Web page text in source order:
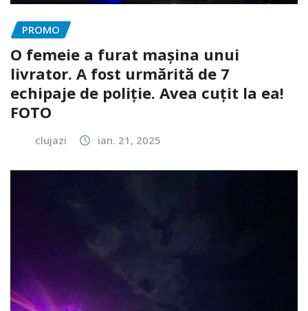
PROMO
O femeie a furat mașina unui
livrator. A fost urmărită de 7
echipaje de poliție. Avea cuțit la ea!
FOTO
clujazi ian. 21, 2025